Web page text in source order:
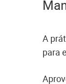
A
para